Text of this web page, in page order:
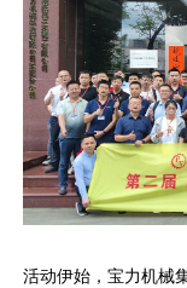
活动伊始，宝力机械